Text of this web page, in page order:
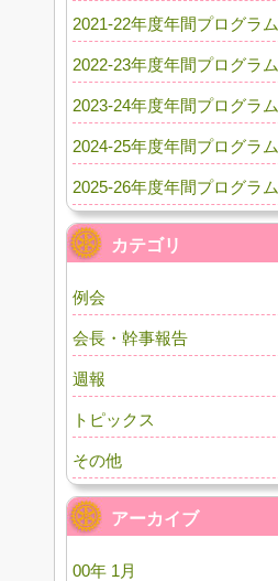
2021-22年度年間プログラム
2022-23年度年間プログラム
2023-24年度年間プログラム
2024-25年度年間プログラム
2025-26年度年間プログラム
カテゴリ
例会
会長・幹事報告
週報
トピックス
その他
アーカイブ
00年 1月